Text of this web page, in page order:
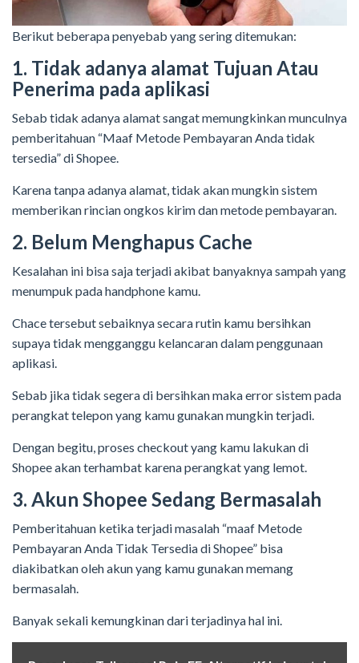
Berikut beberapa penyebab yang sering ditemukan:
1. Tidak adanya alamat Tujuan Atau
Penerima pada aplikasi
Sebab tidak adanya alamat sangat memungkinkan munculnya
pemberitahuan “Maaf Metode Pembayaran Anda tidak
tersedia” di Shopee.
Karena tanpa adanya alamat, tidak akan mungkin sistem
memberikan rincian ongkos kirim dan metode pembayaran.
2. Belum Menghapus Cache
Kesalahan ini bisa saja terjadi akibat banyaknya sampah yang
menumpuk pada handphone kamu.
Chace tersebut sebaiknya secara rutin kamu bersihkan
supaya tidak mengganggu kelancaran dalam penggunaan
aplikasi.
Sebab jika tidak segera di bersihkan maka error sistem pada
perangkat telepon yang kamu gunakan mungkin terjadi.
Dengan begitu, proses checkout yang kamu lakukan di
Shopee akan terhambat karena perangkat yang lemot.
3. Akun Shopee Sedang Bermasalah
Pemberitahuan ketika terjadi masalah “maaf Metode
Pembayaran Anda Tidak Tersedia di Shopee” bisa
diakibatkan oleh akun yang kamu gunakan memang
bermasalah.
Banyak sekali kemungkinan dari terjadinya hal ini.